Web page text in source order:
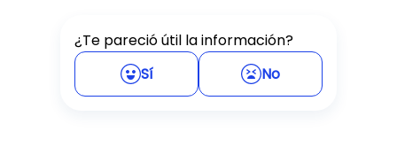
¿Te pareció útil la información?
Sí
No